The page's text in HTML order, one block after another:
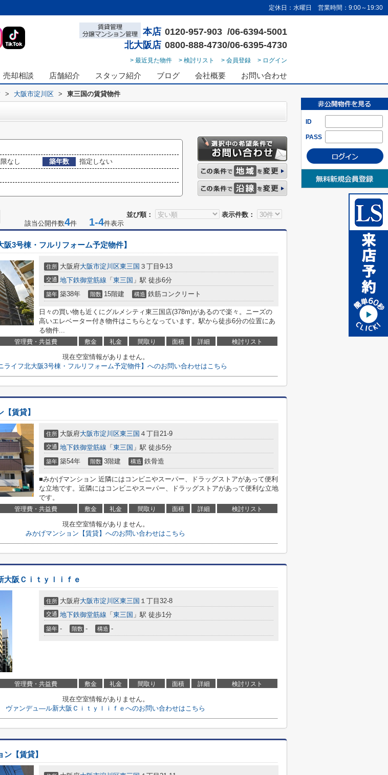
定休日：水曜日 営業時間：9:00～19:30
本店 0120-957-903 /06-6394-5001
北大阪店 0800-888-4730/06-6395-4730
> 最近見た物件 > 検討リスト > 会員登録 > ログイン
売却相談 店舗紹介 スタッフ紹介 ブログ 会社概要 お問い合わせ
ID
PASS
> 大阪市淀川区 > 東三国の賃貸物件
なし 築年数
指定しない
並び順： 表示件数：
該当公開件数4件 1-4件表示
阪3号棟・フルリフォーム予定物件】
住所 大阪府大阪市淀川区東三国 ３丁目9-13
交通 地下鉄御堂筋線 「 東三国 」駅 徒歩6分
築年 築38年 階数 15階建 構造 鉄筋コンクリート
日々の買い物も近くにグルメシティ東三国店(378m)があるので楽々。ニーズの
高いエレベーター付き物件はこちらとなっています。駅から徒歩6分の位置にあ
る物件...
管理費・共益費 敷金 礼金 間取り 面積 詳細 検討リスト
現在空室情報がありません。
ライフ北大阪3号棟・フルリフォーム予定物件】へのお問い合わせはこちら
賃貸】
住所 大阪府大阪市淀川区東三国 ４丁目21-9
交通 地下鉄御堂筋線 「 東三国 」駅 徒歩5分
築年 築54年 階数 3階建 構造 鉄骨造
■みかげマンション 近隣にはコンビニやスーパー、ドラッグストアがあって便利
な立地です。近隣にはコンビニやスーパー、ドラッグストアがあって便利な立地
です。
管理費・共益費 敷金 礼金 間取り 面積 詳細 検討リスト
現在空室情報がありません。
みかげマンション【賃貸】へのお問い合わせはこちら
阪Ｃｉｔｙｌｉｆｅ
住所 大阪府大阪市淀川区東三国 １丁目32-8
交通 地下鉄御堂筋線 「 東三国 」駅 徒歩1分
築年 - 階数 - 構造 -
管理費・共益費 敷金 礼金 間取り 面積 詳細 検討リスト
現在空室情報がありません。
ヴァンデュ―ル新大阪Ｃｉｔｙｌｉｆｅへのお問い合わせはこちら
【賃貸】